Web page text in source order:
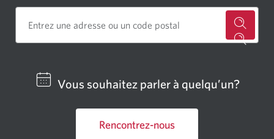
centre
Vous souhaitez parler à quelqu’un?
Rencontrez-nous